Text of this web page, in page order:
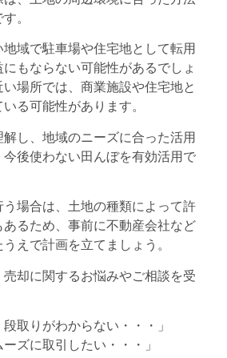
。
域で駐車場や住宅地として転用
もならない可能性があるでしょ
場所では、商業施設や住宅地と
る可能性があります。
し、地域のニーズに合った活用
後使わない田んぼを有効活用で
う場合は、土地の種類によって許
るため、事前に不動産会社など
えで計画を立てましょう。
却に関するお悩みやご相談を受
段取りがわからない・・・」
ーズに取引したい・・・」